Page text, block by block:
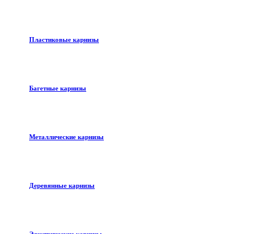
Пластиковые карнизы
Багетные карнизы
Металлические карнизы
Деревянные карнизы